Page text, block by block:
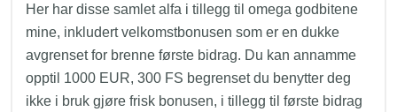
Her har disse samlet alfa i tillegg til omega godbitene
mine, inkludert velkomstbonusen som er en dukke
avgrenset for brenne første bidrag. Du kan annamme
opptil 1000 EUR, 300 FS begrenset du benytter deg
ikke i bruk gjøre frisk bonusen, i tillegg til første bidrag